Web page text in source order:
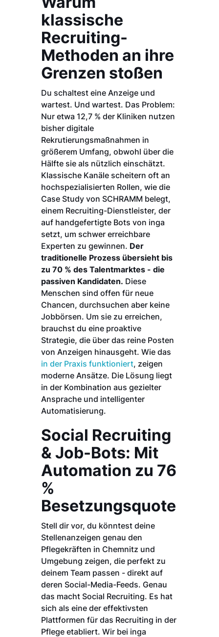
klassische
Recruiting-
Methoden an ihre
Grenzen stoßen
Du schaltest eine Anzeige und
wartest. Und wartest. Das Problem:
Nur etwa 12,7 % der Kliniken nutzen
bisher digitale
Rekrutierungsmaßnahmen in
größerem Umfang, obwohl über die
Hälfte sie als nützlich einschätzt.
Klassische Kanäle scheitern oft an
hochspezialisierten Rollen, wie die
Case Study von SCHRAMM belegt,
einem Recruiting-Dienstleister, der
auf handgefertigte Bots von inga
setzt, um schwer erreichbare
Experten zu gewinnen. Der
traditionelle Prozess übersieht bis
zu 70 % des Talentmarktes - die
passiven Kandidaten. Diese
Menschen sind offen für neue
Chancen, durchsuchen aber keine
Jobbörsen. Um sie zu erreichen,
brauchst du eine proaktive
Strategie, die über das reine Posten
von Anzeigen hinausgeht. Wie das
in der Praxis funktioniert, zeigen
moderne Ansätze. Die Lösung liegt
in der Kombination aus gezielter
Ansprache und intelligenter
Automatisierung.
Social Recruiting
& Job-Bots: Mit
Automation zu 76
%
Besetzungsquote
Stell dir vor, du könntest deine
Stellenanzeigen genau den
Pflegekräften in Chemnitz und
Umgebung zeigen, die perfekt zu
deinem Team passen - direkt auf
deren Social-Media-Feeds. Genau
das macht Social Recruiting. Es hat
sich als eine der effektivsten
Plattformen für das Recruiting in der
Pflege etabliert. Wir bei inga